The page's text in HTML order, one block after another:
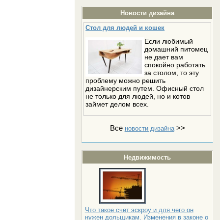
Новости дизайна
Стол для людей и кошек
Если любимый
домашний питомец
не дает вам
спокойно работать
за столом, то эту
проблему можно решить
дизайнерским путем. Офисный стол
не только для людей, но и котов
займет делом всех.
Все новости дизайна>>
Недвижимость
Что такое счет эскроу и для чего он
нужен дольщикам. Изменения в законе о